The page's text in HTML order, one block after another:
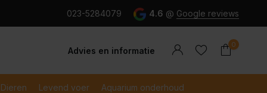
en snel betaald met iDeal
023-5284079 4.6 @ Google reviews
Advies en informatie
0
Dieren Levend voer Aquarium onderhoud